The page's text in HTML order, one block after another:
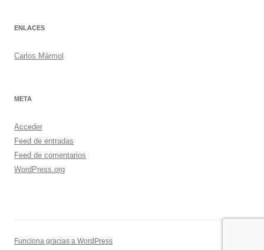
ENLACES
Carlos Mármol
META
Acceder
Feed de entradas
Feed de comentarios
WordPress.org
Funciona gracias a WordPress